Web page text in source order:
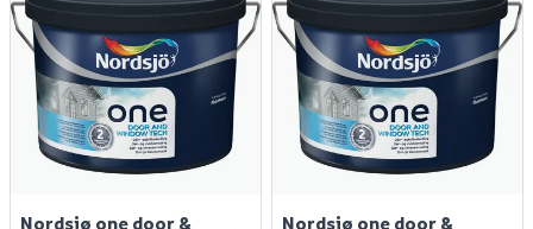
Nordsjø one door &
Nordsjø one door &
Finn varehus